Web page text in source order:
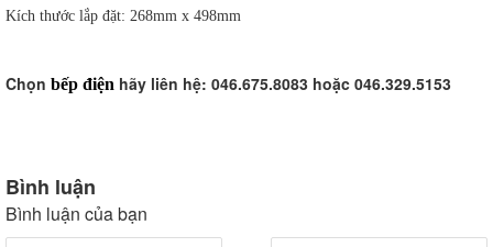
Kích thước lắp đặt: 268mm x 498mm
Chọn bếp điện hãy liên hệ: 046.675.8083 hoặc 046.329.5153
Bình luận
Bình luận của bạn